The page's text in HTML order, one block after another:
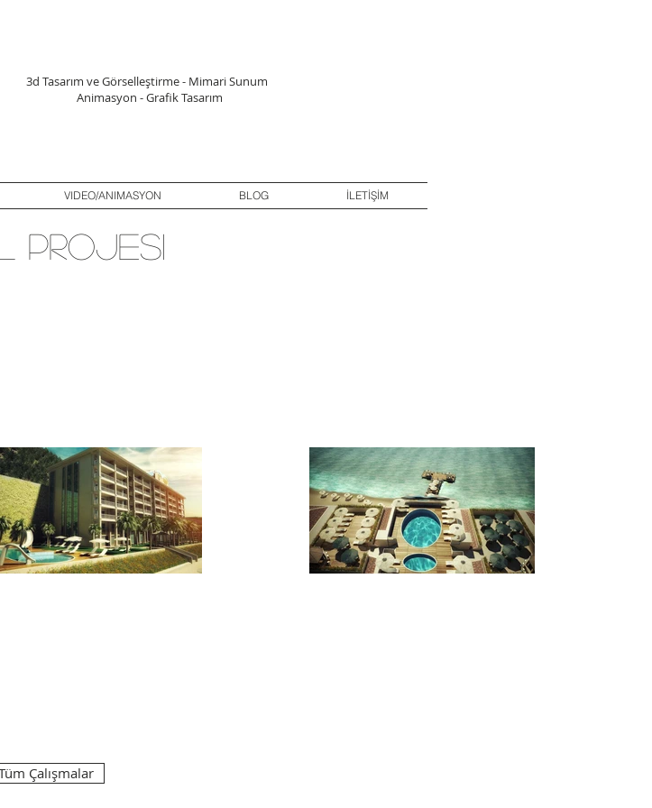
3d Tasarım ve Görselleştirme - Mimari Sunum
Animasyon - Grafik Tasarım
VIDEO/ANIMASYON BLOG İLETİŞİM
projesı
Çalışmalar